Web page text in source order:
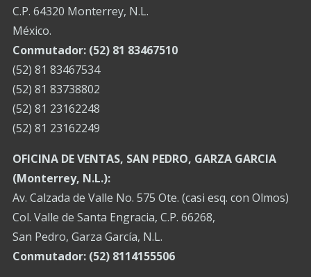
C.P. 64320 Monterrey, N.L.
México.
Conmutador: (52) 81 83467510
(52) 81 83467534
(52) 81 83738802
(52) 81 23162248
(52) 81 23162249
OFICINA DE VENTAS, SAN PEDRO, GARZA GARCIA
(Monterrey, N.L.):
Av. Calzada de Valle No. 575 Ote. (casi esq. con Olmos)
Col. Valle de Santa Engracia, C.P. 66268,
San Pedro, Garza García, N.L.
Conmutador: (52) 8114155506